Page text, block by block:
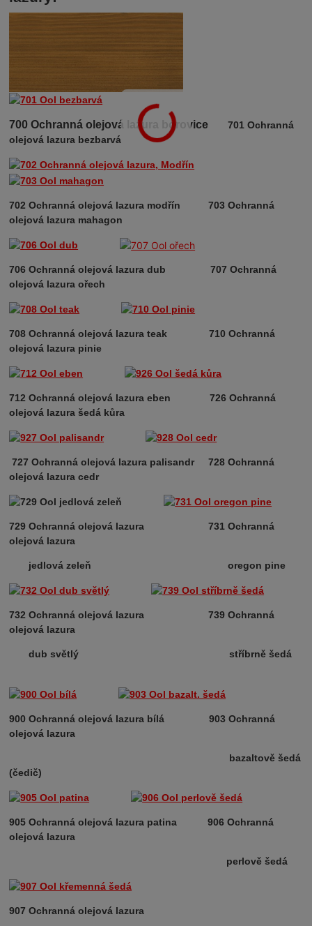
700 Ochranná olejová lazura borovice701 Ochranná
olejová lazura bezbarvá
702 Ochranná olejová lazura modřín 703 Ochranná
olejová lazura mahagon
706 Ochranná olejová lazura dub707 Ochranná
olejová lazura ořech
708 Ochranná olejová lazura teak710 Ochranná
olejová lazura pinie
712 Ochranná olejová lazura eben 726 Ochranná
olejová lazura šedá kůra
727 Ochranná olejová lazura palisandr 728 Ochranná
olejová lazura cedr
729 Ochranná olejová lazura731 Ochranná
olejová lazura
jedlová zeleň oregon pine
732 Ochranná olejová lazura 739 Ochranná
olejová lazura
dub světlý stříbrně šedá
900 Ochranná olejová lazura bílá 903 Ochranná
olejová lazura
bazaltově šedá
(čedič)
905 Ochranná olejová lazura patina 906 Ochranná
olejová lazura
perlově šedá
907 Ochranná olejová lazura